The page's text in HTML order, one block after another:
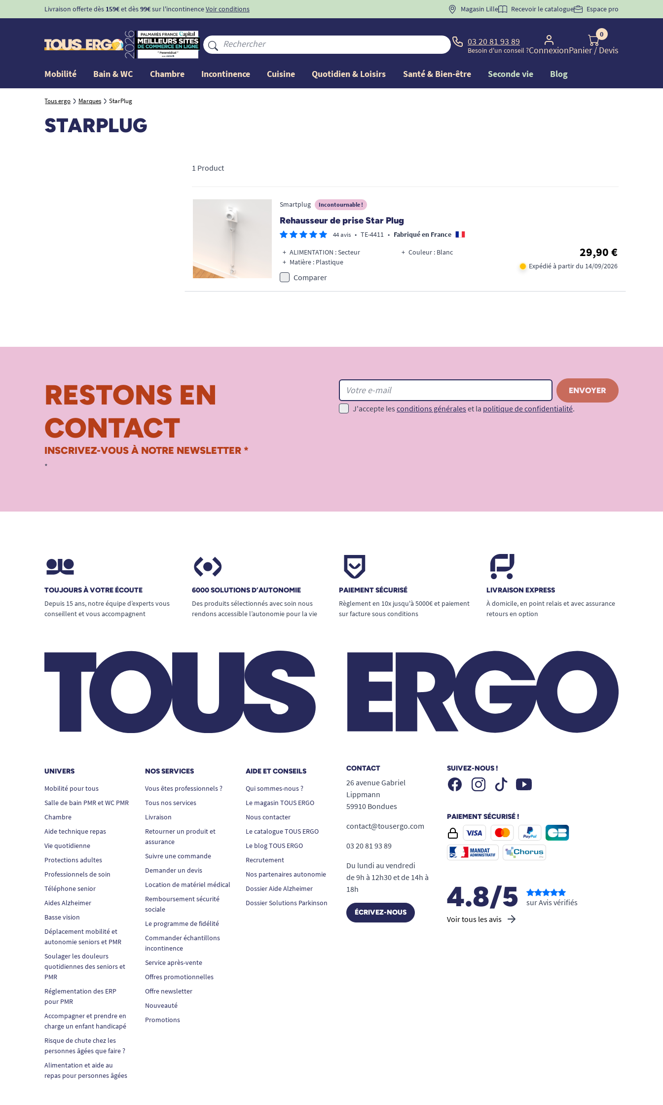
Livraison offerte dès 159€et dès99€sur l'incontinenceVoir conditions BIENVENUE" pourla 1ère commande d'incontinence
Magasin Lille Recevoir le catalogue Espace pro
03 20 81 93 89
Besoin d'un conseil ?Connexion
0
Panier/ Devis
Mobilité Bain & WC Chambre Incontinence Cuisine Quotidien & Loisirs Santé & Bien-être Seconde vie Blog
Tous ergo Marques StarPlug
STARPLUG
1 Product
Smartplug Incontournable !
Rehausseur de prise Star Plug
44 avis • TE-4411 • Fabriqué en France
ALIMENTATION : Secteur
Matière : Plastique
Couleur : Blanc 29,90 €
Expédié à partir du 14/09/2026
Comparer
RESTONS EN
CONTACT
INSCRIVEZ-VOUS À NOTRE NEWSLETTER *
*
J'accepte les conditions générales et la politique de confidentialité.
TOUJOURS À VOTRE ÉCOUTE
Depuis 15 ans, notre équipe d’experts vous
conseillent et vous accompagnent
6000 SOLUTIONS D’AUTONOMIE
Des produits sélectionnés avec soin nous
rendons accessible l’autonomie pour la vie
PAIEMENT SÉCURISÉ
Règlement en 10x jusqu'à 5000€ et paiement
sur facture sous conditions
LIVRAISON EXPRESS
À domicile, en point relais et avec assurance
retours en option
UNIVERS
Mobilité pour tous
Salle de bain PMR et WC PMR
Chambre
Aide technique repas
Vie quotidienne
Protections adultes
Professionnels de soin
Téléphone senior
Aides Alzheimer
Basse vision
Déplacement mobilité et
autonomie seniors et PMR
Soulager les douleurs
quotidiennes des seniors et
PMR
Réglementation des ERP
pour PMR
Accompagner et prendre en
charge un enfant handicapé
Risque de chute chez les
personnes âgées que faire ?
Alimentation et aide au
repas pour personnes âgées
NOS SERVICES
Vous êtes professionnels ?
Tous nos services
Livraison
Retourner un produit et
assurance
Suivre une commande
Demander un devis
Location de matériel médical
Remboursement sécurité
sociale
Le programme de fidélité
Commander échantillons
incontinence
Service après-vente
Offres promotionnelles
Offre newsletter
Nouveauté
Promotions
AIDE ET CONSEILS
Qui sommes-nous ?
Le magasin TOUS ERGO
Nous contacter
Le catalogue TOUS ERGO
Le blog TOUS ERGO
Recrutement
Nos partenaires autonomie
Dossier Aide Alzheimer
Dossier Solutions Parkinson
CONTACT
26 avenue Gabriel
Lippmann
59910 Bondues
contact@tousergo.com
03 20 81 93 89
Du lundi au vendredi
de 9h à 12h30 et de 14h à
18h
ÉCRIVEZ-NOUS
SUIVEZ-NOUS !
FacebookInstagramTiktok Youtube
PAIEMENT SÉCURISÉ !
4.8/5
Voir tous les avis
sur Avis vérifiés